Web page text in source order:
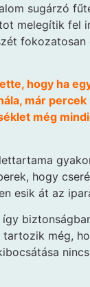
sugárzó
melegítik fel
fokozatosan
hogy ha
már
még
hogy
esik át az
még,